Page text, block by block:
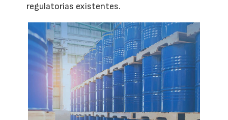
regulatorias existentes.